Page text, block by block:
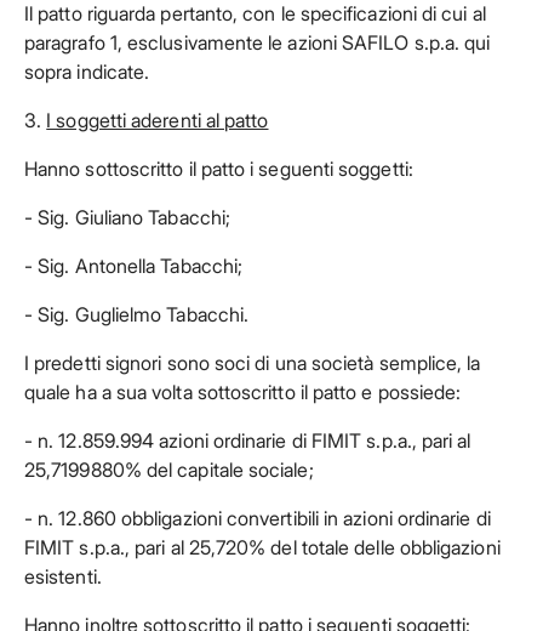
Il patto riguarda pertanto, con le specificazioni di cui al
paragrafo 1, esclusivamente le azioni SAFILO s.p.a. qui
sopra indicate.
3. I soggetti aderenti al patto
Hanno sottoscritto il patto i seguenti soggetti:
- Sig. Giuliano Tabacchi;
- Sig. Antonella Tabacchi;
- Sig. Guglielmo Tabacchi.
I predetti signori sono soci di una società semplice, la
quale ha a sua volta sottoscritto il patto e possiede:
- n. 12.859.994 azioni ordinarie di FIMIT s.p.a., pari al
25,7199880% del capitale sociale;
- n. 12.860 obbligazioni convertibili in azioni ordinarie di
FIMIT s.p.a., pari al 25,720% del totale delle obbligazioni
esistenti.
Hanno inoltre sottoscritto il patto i seguenti soggetti: